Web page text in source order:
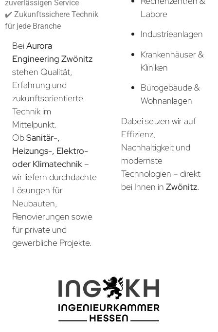
zuverlässigen Service
✔️ Zukunftssichere Technik
für jede Branche
BeiAurora
Engineering Zwönitz
stehen Qualität,
Erfahrung und
zukunftsorientierte
Technik im
Mittelpunkt.
ObSanitär-,
Heizungs-, Elektro-
oder Klimatechnik –
wir liefern durchdachte
Lösungen für
Neubauten,
Renovierungen sowie
für private und
gewerbliche Projekte.
Labore
Industrieanlagen
Krankenhäuser &
Kliniken
Bürogebäude &
Wohnanlagen
Dabei setzen wir auf
Effizienz,
Nachhaltigkeit und
modernste
Technologien – direkt
bei Ihnen in Zwönitz.